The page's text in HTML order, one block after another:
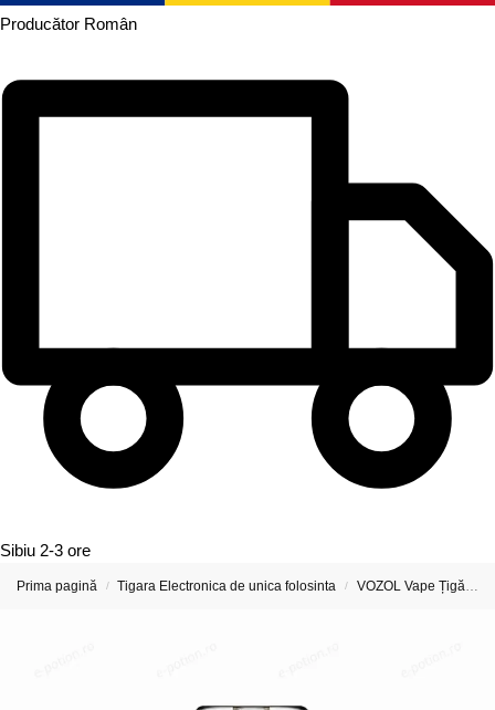
Producător Român
Sibiu 2-3 ore
Prima pagină / Tigara Electronica de unica folosinta / VOZOL Vape Țigări Electronice & Vape-uri